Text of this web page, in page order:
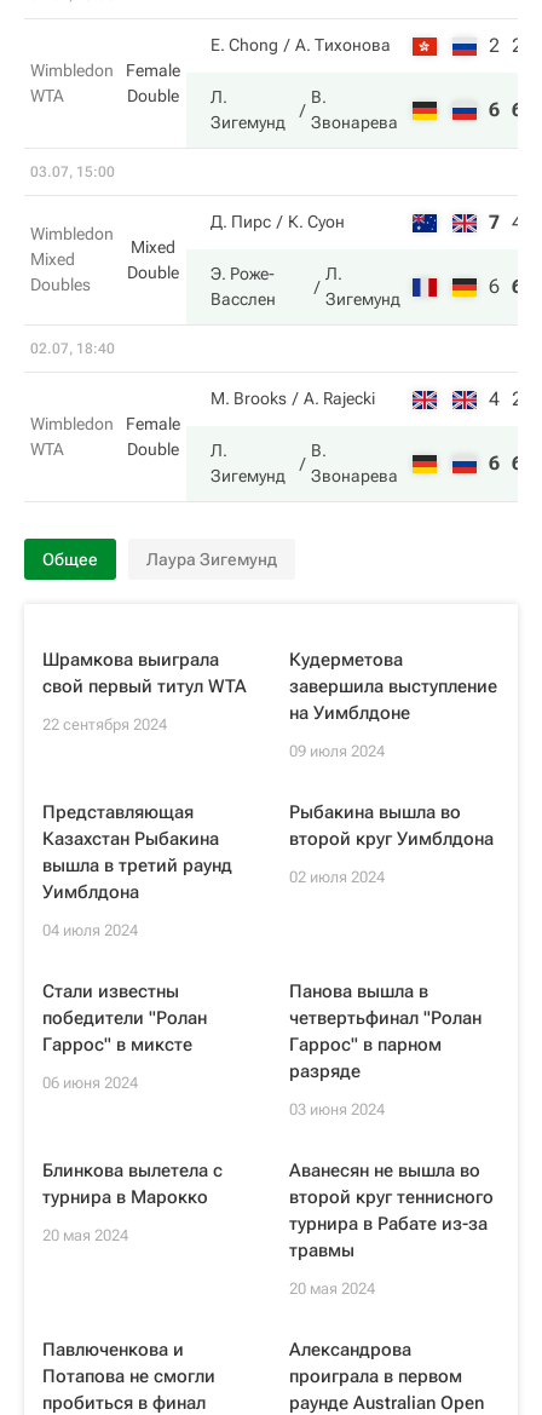
Wimbledon
WTA
Female
Double
E. Chong А. Тихонова 2 2
Л.
Зигемунд
В.
Звонарева
6 6
03.07, 15:00
Wimbledon
Mixed
Doubles
Mixed
Double
Д. Пирс К. Суон 7 4
Э. Роже-
Васслен
Л.
Зигемунд
6 6
02.07, 18:40
Wimbledon
WTA
Female
Double
M. Brooks A. Rajecki 4 2
Л.
Зигемунд
В.
Звонарева
6 6
Общее Лаура Зигемунд
Шрамкова выиграла
свой первый титул WTA
22 сентября 2024
Кудерметова
завершила выступление
на Уимблдоне
09 июля 2024
Представляющая
Казахстан Рыбакина
вышла в третий раунд
Уимблдона
04 июля 2024
Рыбакина вышла во
второй круг Уимблдона
02 июля 2024
Стали известны
победители "Ролан
Гаррос" в миксте
06 июня 2024
Панова вышла в
четвертьфинал "Ролан
Гаррос" в парном
разряде
03 июня 2024
Блинкова вылетела с
турнира в Марокко
20 мая 2024
Аванесян не вышла во
второй круг теннисного
турнира в Рабате из-за
травмы
20 мая 2024
Павлюченкова и
Потапова не смогли
пробиться в финал
Александрова
проиграла в первом
раунде Australian Open